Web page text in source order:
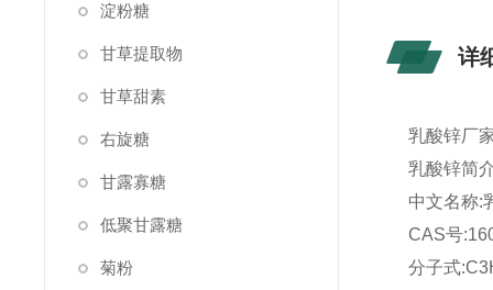
淀粉糖
甘草提取物
甘草甜素
右旋糖
甘露寡糖
低聚甘露糖
菊粉
详
乳酸锌厂
乳酸锌简
中文名称:
CAS号
分子式